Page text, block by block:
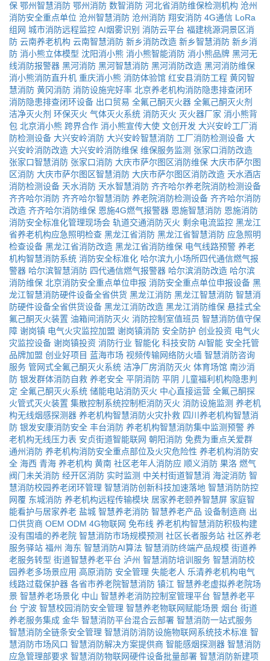
保 鄂州智慧消防 鄂州消防 数智消防 河北省消防维保检测机构 沧州
消防安全重点单位 沧州智慧消防 沧州消防 翔安消防 4G通信 LoRa
组网 城市消防远程监控 AI烟雾识别 消防云平台 福建桃源洞景区消
防 云南养老机构 云南智慧消防 新乡消防改造 新乡智慧消防 新乡消
防 消小熊立体模型 沈阳消小熊 消小熊智能消防 消小熊品牌 黑河无
线消防报警器 黑河消防 黑河智慧消防 黑河消防改造 黑河消防维保
消小熊消防直升机 重庆消小熊 消防体验馆 红安县消防工程 黄冈智
慧消防 黄冈消防 消防设施完好率 北京养老机构消防隐患排查闭环
消防隐患排查闭环设备 出口贸易 全氟己酮灭火器 全氟己酮灭火剂
洁净灭火剂 环保灭火 气体灭火系统 消防灭火 灭火器厂家 消小熊背
包 北京消小熊 跨界合作 消小熊宣传大使 文创开发 大兴安岭工厂消
防检测设备 大兴安岭消防 大兴安岭智慧消防 工厂消防检测设备 大
兴安岭消防改造 大兴安岭消防维保 维保服务监测 张家口消防改造
张家口智慧消防 张家口消防 大庆市萨尔图区消防维保 大庆市萨尔图
区消防 大庆市萨尔图区智慧消防 大庆市萨尔图区消防改造 天水酒店
消防检测设备 天水消防 天水智慧消防 齐齐哈尔养老院消防检测设备
齐齐哈尔消防 齐齐哈尔智慧消防 养老院消防检测设备 齐齐哈尔消防
改造 齐齐哈尔消防维保 恩施4G燃气报警器 恩施智慧消防 恩施消防
消防安全标准化管理现场会 轨道交通消防灭火 剩余电流监控 黑龙江
省养老机构应急照明检查 黑龙江省消防 黑龙江省智慧消防 应急照明
检查设备 黑龙江省消防改造 黑龙江省消防维保 电气线路预警 养老
机构智慧消防系统 消防安全标准化 哈尔滨九小场所四代通信燃气报
警器 哈尔滨智慧消防 四代通信燃气报警器 哈尔滨消防改造 哈尔滨
消防维保 北京消防安全重点单位申报 消防安全重点单位申报设备 黑
龙江智慧消防硬件设备全省供货 黑龙江消防 黑龙江智慧消防 智慧消
防硬件设备全省供货设备 黑龙江消防改造 黑龙江消防维保 悬挂式全
氟己酮灭火装置 油箱间消防灭火 消防控制室值班员 智慧消防值守保
障 谢岗镇 电气火灾监控加盟 谢岗镇消防 安全防护 创业投资 电气火
灾监控设备 谢岗镇投资 消防行业 智能化 科技安防 AI智能 安全托管
品牌加盟 创业好项目 蓝海市场 视频传输网络防火墙 智慧消防咨询
服务 管网式全氟己酮灭火系统 洁净厂房消防灭火 体育场馆 南沙消
防 银发群体消防自救 养老安全 平阴消防 平阴 儿童福利机构隐患判
定 全氟己酮灭火系统 储能电站消防灭火 中心直接运营 全氟己酮探
火管式灭火装置 集散控制系统控制柜消防灭火 消防设施监测 养老机
构无线烟感探测器 养老机构智慧消防火灾扑救 四川养老机构智慧消
防 银发安康消防安全 丰台消防 养老机构智慧消防集中监测预警 养
老机构无线压力表 安贞街道智能联网 朝阳消防 免费为重点关爱群
通州消防 养老机构消防安全重点部位及火灾危险性 养老机构消防安
全 海西 青海 养老机构 黄南 社区老年人消防应 顺义消防 果洛 燃气
阀门未关消防 经开区消防 实时监测 中关村街道智慧消 海淀消防 智
慧消防校园养老闭环管理 智慧消防创新科技加速落地 智慧消防防控
网覆 东城消防 养老机构远程传输模块 居家养老颐养智慧屏 家庭智
能看护与居家养老 盐城 智慧养老消防 智慧养老产品 设备制造商 出
口供货商 OEM ODM 4G物联网 免布线 养老机构智慧消防积极构建
没有围墙的养老院 智慧消防市场规模预测 社区长者服务站 社区养老
服务驿站 福州 海东 智慧消防AI算法 智慧消防终端产品规模 街道养
老服务转型 街道智慧养老平台 泸州 智慧消防培训服务 智慧消防校
园养老多场景应用 高原消防 安全管理 失能老人 乐清养老机构电气
线路过载保护器 各省市养老院智慧消防 镇江 智慧养老虚拟养老院场
景 智慧养老场景化 中山 智慧养老消防控制室管理平台 智慧养老平
台 宁波 智慧校园消防安全管理 智慧养老物联网赋能场景 烟台 街道
养老服务集成 金华 智慧消防平台混合云部署 智慧消防一站式服务
智慧消防全链条安全管理 智慧消防消防设施物联网系统技术标准 智
慧消防市场风口 智慧消防解决方案提供商 智能感烟探测器 智慧消防
应急管理部要求 智慧消防物联网硬件设备批量部署 智慧消防新建项